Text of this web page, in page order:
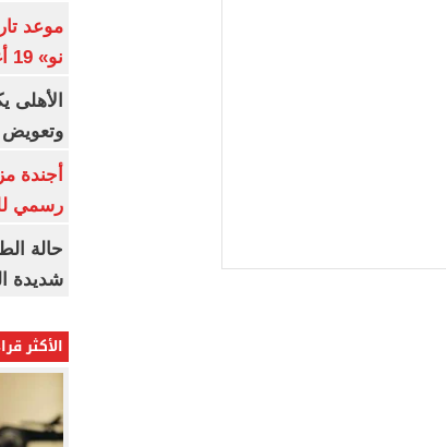
موعد
نو» 19 أغسطس
أجندة
رسمي
شديدة
الأكثر